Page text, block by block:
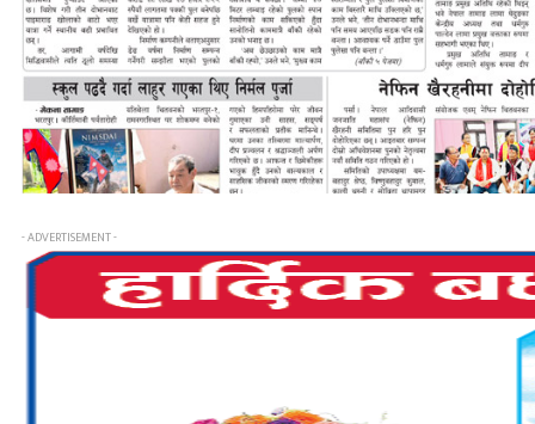
- ADVERTISEMENT -